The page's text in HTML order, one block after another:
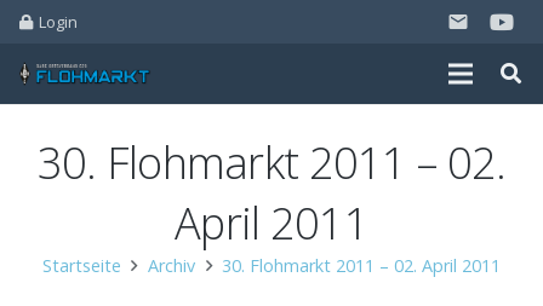
Login email
30. Flohmarkt 2011 – 02.
April 2011
Startseite Archiv 30. Flohmarkt 2011 – 02. April 2011